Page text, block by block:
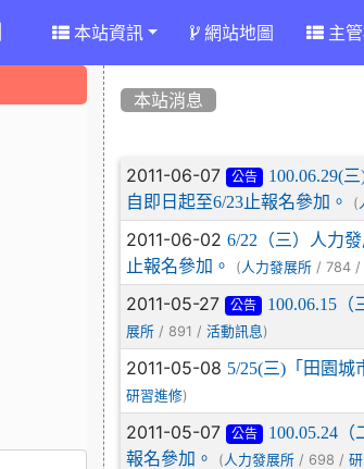
本站資訊 網站地圖 主
本站消息
文章列表
2011-06-07 公告
100.06.29(
自即日起至6/23止報名參加。
(
2011-06-026/22（三）人力
止報名參加。
( 人力發展所 / 784
2011-05-27 公告 100.06.15
展所 / 891 /活動訊息 )
2011-05-08 5/25(三)「田園城
研習進修)
2011-05-07 公告
100.05.24
報名參加。
( 人力發展所 / 698 /